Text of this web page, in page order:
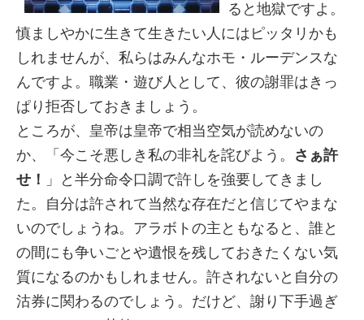
ると地獄ですよ。
慎ましやかに生きて生きたい人にはピッタリかも
しれませんが、私らはみんなホモ・ルーデンスな
んですよ。職業・遊び人として、彼の謝罪はきっ
ぱり拒否しておきましょう。
ところが、皇帝は皇帝で相当空気が読めないの
か、「今こそ悪しき私の非礼を詫びよう。 さぁ許
せ！
」と半分命令口調で許しを強要してきまし
た。自分は許されて当然な存在だと信じてやまな
いのでしょうね。アラボトの主ともなると、誰と
の間にも争いごとや遺恨を残しておきたくない気
質になるのかもしれません。許されないと自分の
沽券に関わるのでしょう。だけど、謝り下手過ぎ